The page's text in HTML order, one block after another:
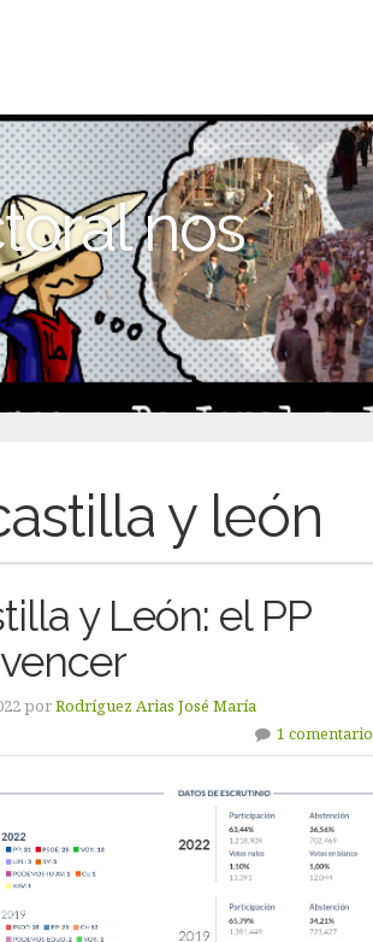
nos
y león
y León: el PP
porRodríguez Arias José María
1 comentario